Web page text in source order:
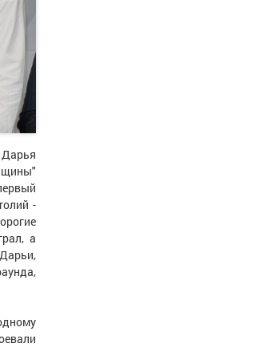
Дарья
-
а